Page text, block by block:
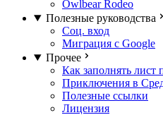
Owlbear Rodeo
Полезные руководства
Соц. вход
Миграция с Google
Прочее
Как заполнять лист
Приключения в
Полезные ссылки
Лицензия